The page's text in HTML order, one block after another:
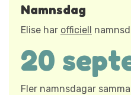
Namnsdag
Elise har officiell
20
Fler namnsdagar